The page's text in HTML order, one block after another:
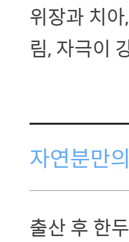
위장과 치
림, 자극이
자연분만
출산 후 한